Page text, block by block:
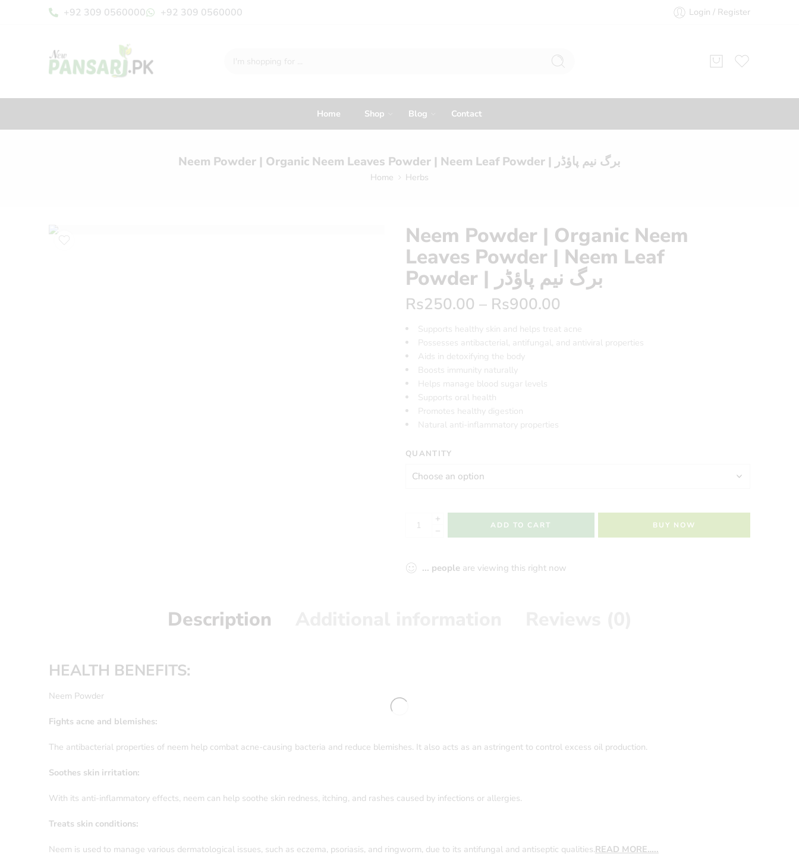
+92 309 0560000 +92 309 0560000 Login / Register
Home Shop Blog Contact
Neem Powder | Organic Neem Leaves Powder | Neem Leaf Powder | برگ نیم پاؤڈر
Home Herbs
Neem Powder | Organic Neem
Leaves Powder | Neem Leaf
Powder | برگ نیم پاؤڈر
Rs250.00 – Rs900.00
Supports healthy skin and helps treat acne
Possesses antibacterial, antifungal, and antiviral properties
Aids in detoxifying the body
Boosts immunity naturally
Helps manage blood sugar levels
Supports oral health
Promotes healthy digestion
Natural anti-inflammatory properties
QUANTITY
ADD TO CART BUY NOW
... people are viewing this right now
Description
HEALTH BENEFITS:
Neem Powder
Fights acne and blemishes:
The antibacterial properties of neem help combat acne-causing bacteria and reduce blemishes. It also acts as an astringent to control excess oil production.
Soothes skin irritation:
With its anti-inflammatory effects, neem can help soothe skin redness, itching, and rashes caused by infections or allergies.
Treats skin conditions:
Neem is used to manage various dermatological issues, such as eczema, psoriasis, and ringworm, due to its antifungal and antiseptic qualities.READ MORE…..